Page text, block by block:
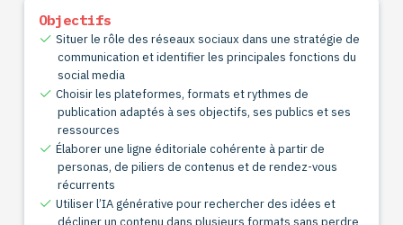
Objectifs
Situer le rôle des réseaux sociaux dans une stratégie de
communication et identifier les principales fonctions du
social media
Choisir les plateformes, formats et rythmes de
publication adaptés à ses objectifs, ses publics et ses
ressources
Élaborer une ligne éditoriale cohérente à partir de
personas, de piliers de contenus et de rendez-vous
récurrents
Utiliser l’IA générative pour rechercher des idées et
décliner un contenu dans plusieurs formats sans perdre